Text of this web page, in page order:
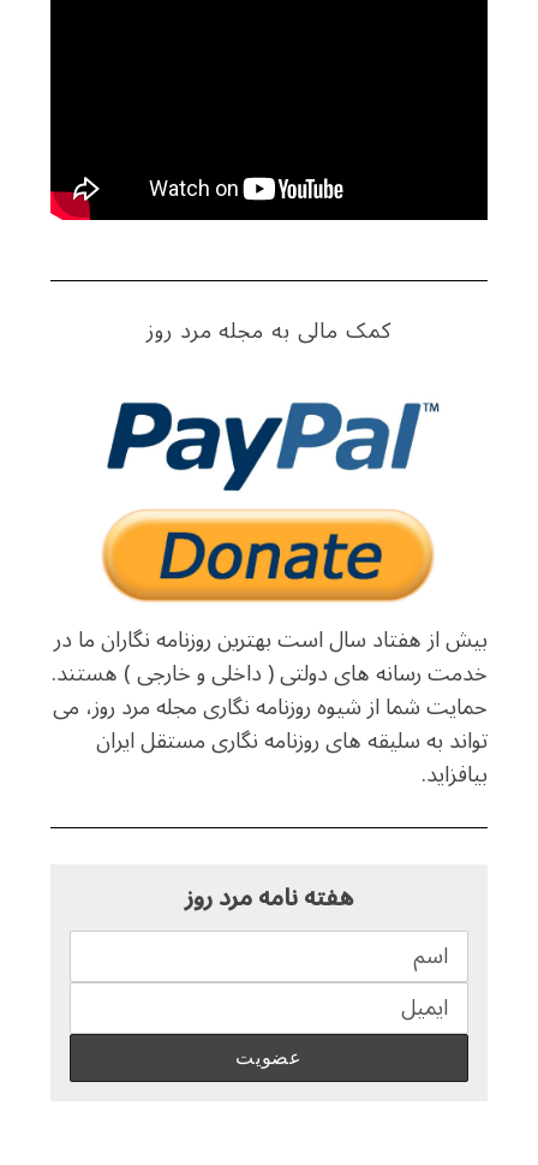
کمک مالی به مجله مرد روز
بیش از هفتاد سال است بهترین روزنامه نگاران ما در
خدمت رسانه های دولتی ( داخلی و خارجی ) هستند.
حمایت شما از شیوه روزنامه نگاری مجله مرد روز، می
تواند به سلیقه های روزنامه نگاری مستقل ایران
بیافزاید.
هفته نامه مرد روز